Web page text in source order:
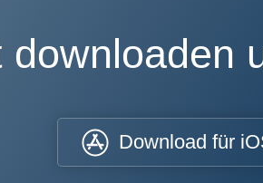
downloaden
Download für